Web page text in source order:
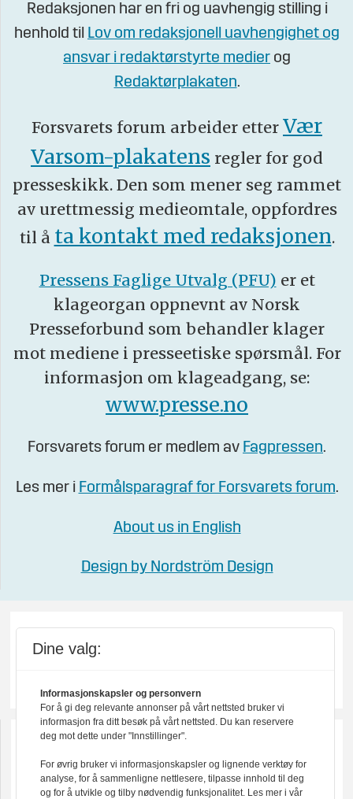
Redaksjonen har en fri og uavhengig stilling i
henhold til Lov om redaksjonell uavhengighet og
ansvar i redaktørstyrte medier og
Redaktørplakaten.
Forsvarets forum arbeider etter Vær
Varsom-plakatens regler for god
presseskikk. Den som mener seg rammet
av urettmessig medieomtale, oppfordres
til å ta kontakt med redaksjonen.
Pressens Faglige Utvalg (PFU) er et
klageorgan oppnevnt av Norsk
Presseforbund som behandler klager
mot mediene i presseetiske spørsmål. For
informasjon om klageadgang, se:
www.presse.no
Forsvarets forum er medlem av Fagpressen.
Les mer i Formålsparagraf for Forsvarets forum.
About us in English
Design by Nordström Design
Dine valg:
Informasjonskapsler og personvern
For å gi deg relevante annonser på vårt nettsted bruker vi
informasjon fra ditt besøk på vårt nettsted. Du kan reservere
deg mot dette under "Innstillinger".
For øvrig bruker vi informasjonskapsler og lignende verktøy for
analyse, for å sammenligne nettlesere, tilpasse innhold til deg
og for å utvikle og tilby nødvendig funksjonalitet. Les mer i vår